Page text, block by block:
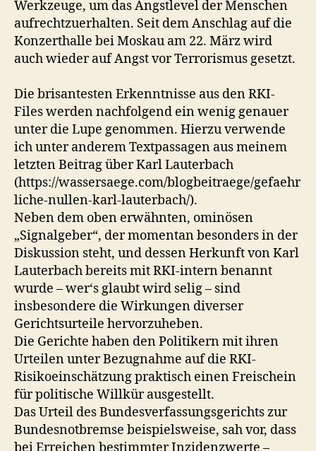
Werkzeuge, um das Angstlevel der Menschen
aufrechtzuerhalten. Seit dem Anschlag auf die
Konzerthalle bei Moskau am 22. März wird
auch wieder auf Angst vor Terrorismus gesetzt.
Die brisantesten Erkenntnisse aus den RKI-
Files werden nachfolgend ein wenig genauer
unter die Lupe genommen. Hierzu verwende
ich unter anderem Textpassagen aus meinem
letzten Beitrag über Karl Lauterbach
(https://wassersaege.com/blogbeitraege/gefaehr
liche-nullen-karl-lauterbach/).
Neben dem oben erwähnten, ominösen
„Signalgeber“, der momentan besonders in der
Diskussion steht, und dessen Herkunft von Karl
Lauterbach bereits mit RKI-intern benannt
wurde – wer‘s glaubt wird selig – sind
insbesondere die Wirkungen diverser
Gerichtsurteile hervorzuheben.
Die Gerichte haben den Politikern mit ihren
Urteilen unter Bezugnahme auf die RKI-
Risikoeinschätzung praktisch einen Freischein
für politische Willkür ausgestellt.
Das Urteil des Bundesverfassungsgerichts zur
Bundesnotbremse beispielsweise, sah vor, dass